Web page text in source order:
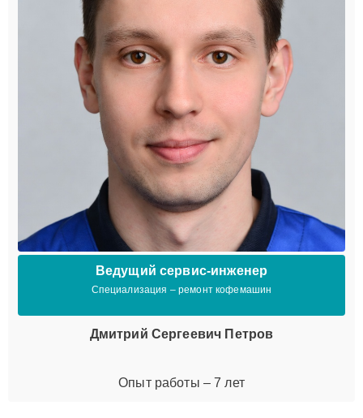
Ведущий сервис-инженер
Специализация – ремонт кофемашин
Дмитрий Сергеевич Петров
Опыт работы – 7 лет